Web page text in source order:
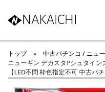
NAKAICHI
トップ » 中古パチンコ / ニュ
ニューギン デカスタPシュタイ
【LED不問 枠色指定不可 中古パ